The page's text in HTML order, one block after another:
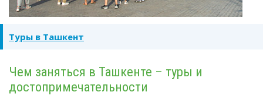
Туры в Ташкент
Чем заняться в Ташкенте – туры и
достопримечательности